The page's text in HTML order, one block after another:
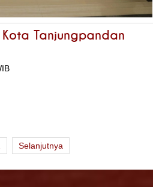
Tanjungpandan
Selanjutnya